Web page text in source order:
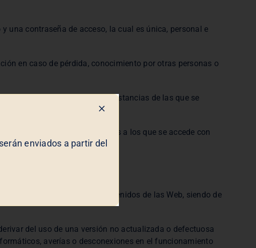
una contraseña de acceso, la cual es única, personal e
en caso de pérdida, conocimiento por otras personas o
cuando concurran circunstancias de las que se
servicios y productos a los que se accede con
usuario.
del uso de los contenidos de las Web, siendo de
del uso de una versión no actualizada o defectuosa
averías o desconexiones en el funcionamiento
serán enviados a partir del